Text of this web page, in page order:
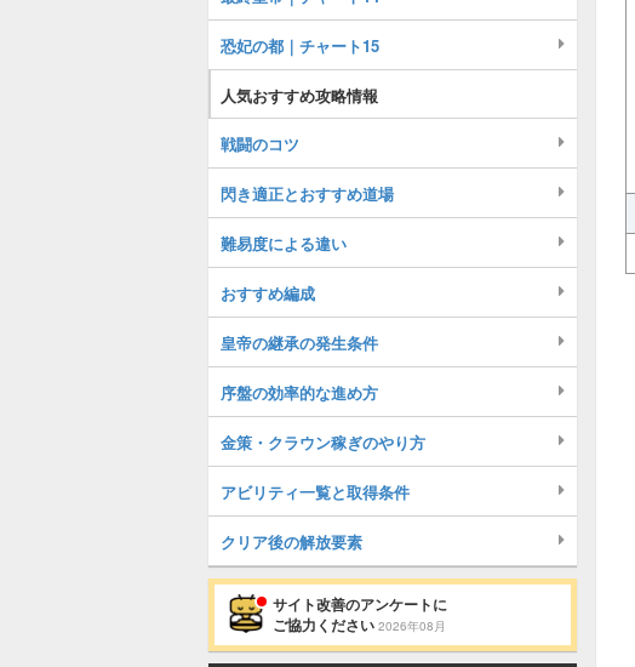
恐妃の都｜チャート15
人気おすすめ攻略情報
戦闘のコツ
閃き適正とおすすめ道場
難易度による違い
おすすめ編成
皇帝の継承の発生条件
序盤の効率的な進め方
金策・クラウン稼ぎのやり方
アビリティ一覧と取得条件
クリア後の解放要素
サイト改善のアンケートに
ご協力ください 2026年08月